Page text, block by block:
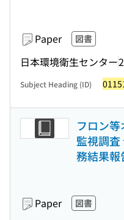
Paper 図書
日本環境衛生センター
Subject Heading (ID)
フロン
監視調査
務結果報
Paper 図書